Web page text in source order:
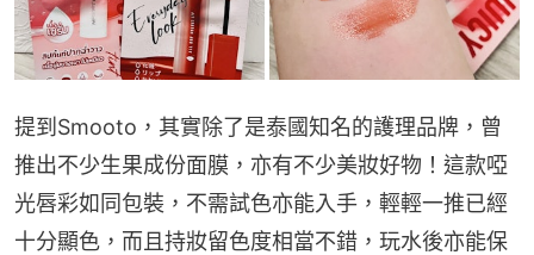
提到Smooto，其實除了是泰國知名的護理品牌，曾
推出不少生果成份面膜，亦有不少美妝好物！這款啞
光唇彩如同包裝，不需試色亦能入手，輕輕一推已經
十分顯色，而且持妝留色度相當不錯，玩水後亦能保